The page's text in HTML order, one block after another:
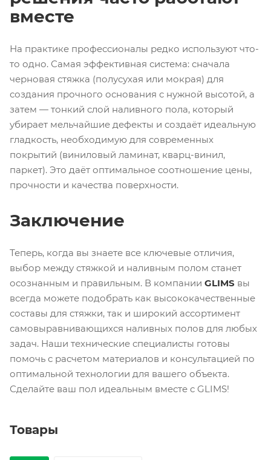
вместе
На практике профессионалы редко используют что-
то одно. Самая эффективная система: сначала
черновая стяжка (полусухая или мокрая) для
создания прочного основания с нужной высотой, а
затем — тонкий слой наливного пола, который
убирает мельчайшие дефекты и создаёт идеальную
гладкость, необходимую для современных
покрытий (виниловый ламинат, кварц-винил,
паркет). Это даёт оптимальное соотношение цены,
прочности и качества поверхности.
Заключение
Теперь, когда вы знаете все ключевые отличия,
выбор между стяжкой и наливным полом станет
осознанным и правильным. В компании GLIMS вы
всегда можете подобрать как высококачественные
составы для стяжки, так и широкий ассортимент
самовыравнивающихся наливных полов для любых
задач. Наши технические специалисты готовы
помочь с расчетом материалов и консультацией по
оптимальной технологии для вашего объекта.
Сделайте ваш пол идеальным вместе с GLIMS!
Товары